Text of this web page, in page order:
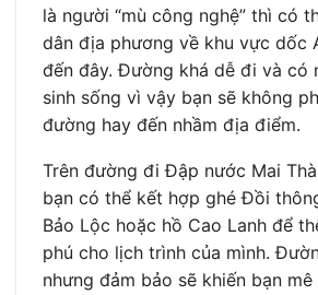
là người “mù công nghệ” thì có
dân địa phương về khu vực dốc
đến đây. Đường khá dễ đi và có
sinh sống vì vậy bạn sẽ không
đường hay đến nhầm địa điểm.
Trên đường đi Đập nước Mai
bạn có thể kết hợp ghé Đồi
Bảo Lộc hoặc hồ Cao Lanh để
phú cho lịch trình của mình.
nhưng đảm bảo sẽ khiến bạn